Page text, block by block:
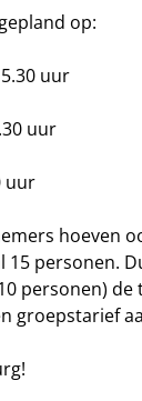
op:
uur
uur
uur
hoeven
personen.
personen)
groepstarief